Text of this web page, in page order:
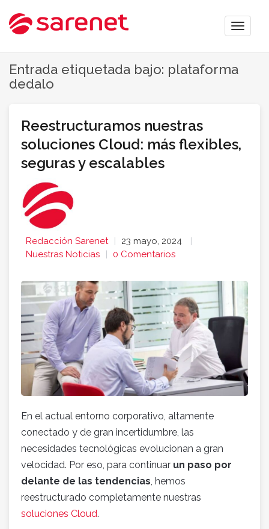
Toggle
Entrada etiquetada bajo: plataforma
dedalo
Reestructuramos nuestras
soluciones Cloud: más flexibles,
seguras y escalables
Redacción Sarenet
23 mayo, 2024
Nuestras Noticias
0 Comentarios
En el actual entorno corporativo, altamente
conectado y de gran incertidumbre, las
necesidades tecnológicas evolucionan a gran
velocidad. Por eso, para continuar un paso por
delante de las tendencias, hemos
reestructurado completamente nuestras
soluciones Cloud.